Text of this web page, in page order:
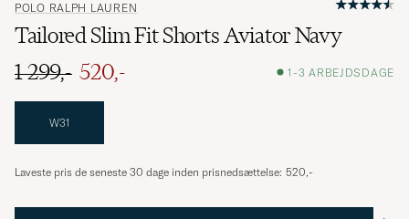
POLO RALPH LAUREN
Tailored Slim Fit Shorts Aviator Navy
1 299,- 520,- 1-3 ARBEJDSDAGE
W31
Laveste pris de seneste 30 dage inden prisnedsættelse: 520,-